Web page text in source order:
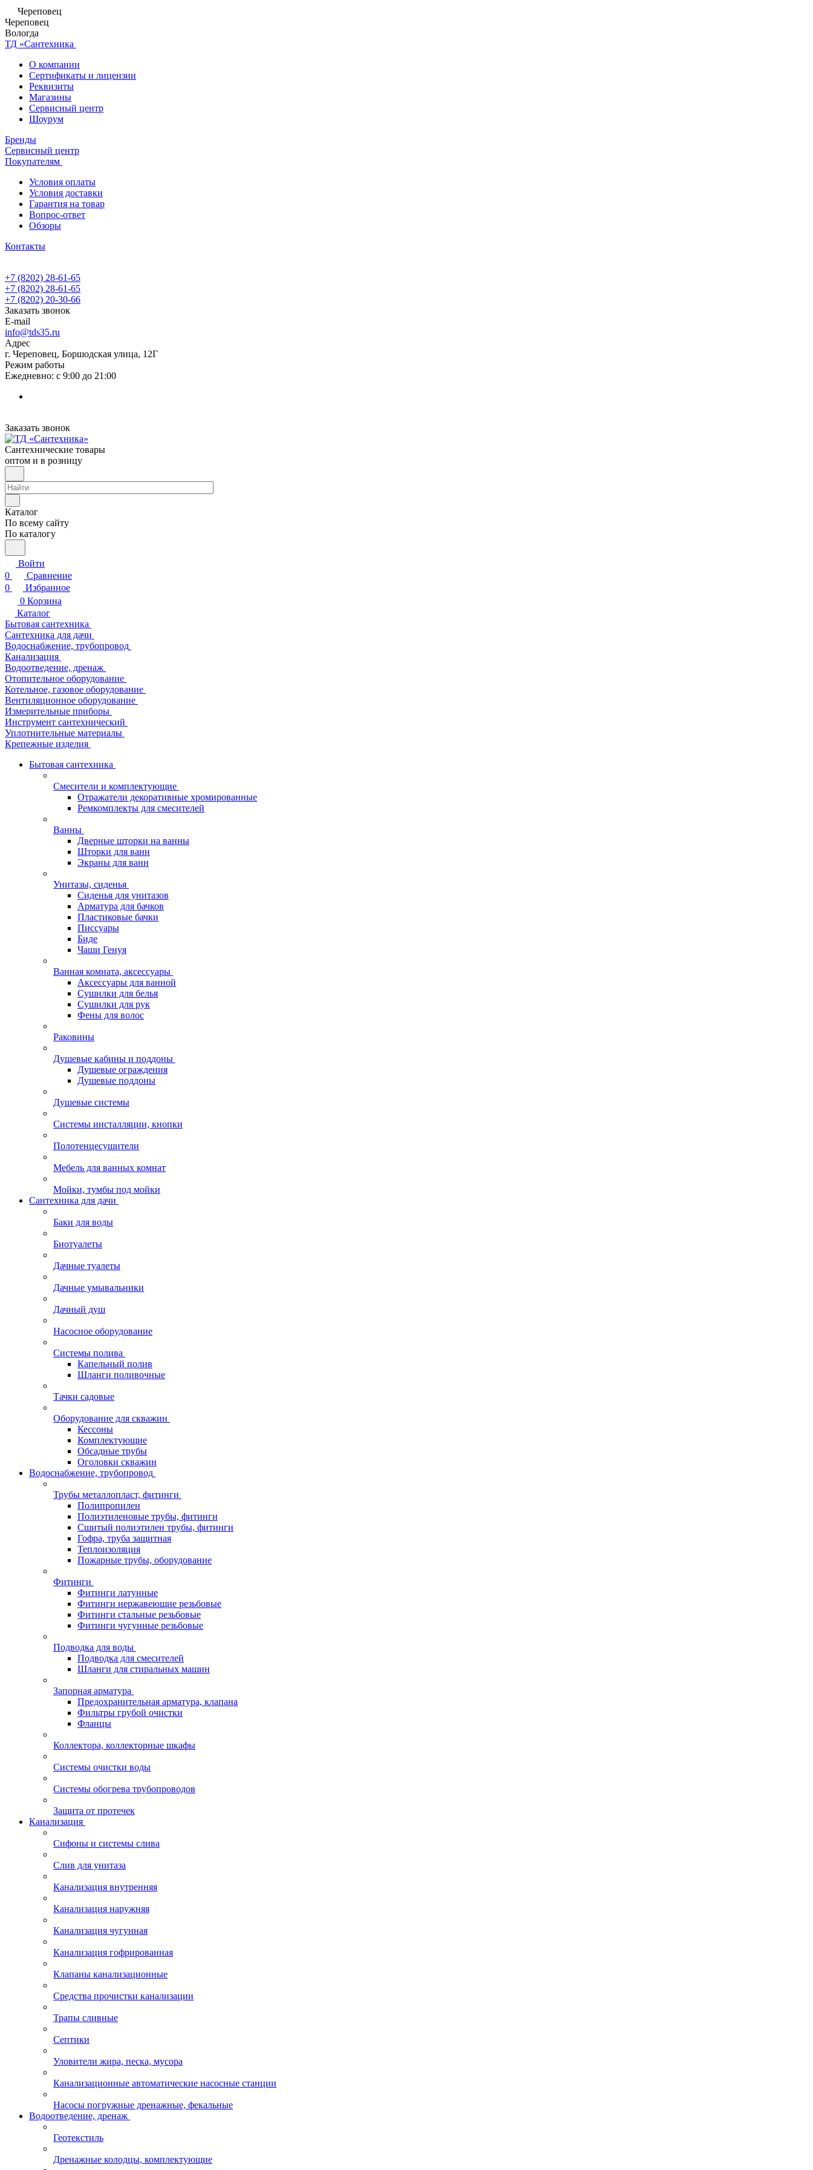
Череповец
Череповец
Вологда
ТД «Сантехника
О компании
Сертификаты и лицензии
Реквизиты
Магазины
Сервисный центр
Шоурум
Бренды
Сервисный центр
Покупателям
Условия оплаты
Условия доставки
Гарантия на товар
Вопрос-ответ
Обзоры
Контакты
+7 (8202) 28‑61-65
+7 (8202) 28‑61-65
+7 (8202) 20‑30-66
Заказать звонок
E-mail
info@tds35.ru
Адрес
г. Череповец, Боршодская улица, 12Г
Режим работы
Ежедневно: с 9:00 до 21:00
Заказать звонок
Сантехнические товары
оптом и в розницу
Каталог
По всему сайту
По каталогу
Войти
0
Сравнение
0
Избранное
0 Корзина
Каталог
Бытовая сантехника
Сантехника для дачи
Водоснабжение, трубопровод
Канализация
Водоотведение, дренаж
Отопительное оборудование
Котельное, газовое оборудование
Вентиляционное оборудование
Измерительные приборы
Инструмент сантехнический
Уплотнительные материалы
Крепежные изделия
Бытовая сантехника
Смесители и комплектующие
Отражатели декоративные хромированные
Ремкомплекты для смесителей
Ванны
Дверные шторки на ванны
Шторки для ванн
Экраны для ванн
Унитазы, сиденья
Сиденья для унитазов
Арматура для бачков
Пластиковые бачки
Писсуары
Биде
Чаши Генуя
Ванная комната, аксессуары
Аксессуары для ванной
Сушилки для белья
Сушилки для рук
Фены для волос
Раковины
Душевые кабины и поддоны
Душевые ограждения
Душевые поддоны
Душевые системы
Системы инсталляции, кнопки
Полотенцесушители
Мебель для ванных комнат
Мойки, тумбы под мойки
Сантехника для дачи
Баки для воды
Биотуалеты
Дачные туалеты
Дачные умывальники
Дачный душ
Насосное оборудование
Системы полива
Капельный полив
Шланги поливочные
Тачки садовые
Оборудование для скважин
Кессоны
Комплектующие
Обсадные трубы
Оголовки скважин
Водоснабжение, трубопровод
Трубы металлопласт, фитинги
Полипропилен
Полиэтиленовые трубы, фитинги
Сшитый полиэтилен трубы, фитинги
Гофра, труба защитная
Теплоизоляция
Пожарные трубы, оборудование
Фитинги
Фитинги латунные
Фитинги нержавеющие резьбовые
Фитинги стальные резьбовые
Фитинги чугунные резьбовые
Подводка для воды
Подводка для смесителей
Шланги для стиральных машин
Запорная арматура
Предохранительная арматура, клапана
Фильтры грубой очистки
Фланцы
Коллектора, коллекторные шкафы
Системы очистки воды
Системы обогрева трубопроводов
Защита от протечек
Канализация
Сифоны и системы слива
Слив для унитаза
Канализация внутренняя
Канализация наружняя
Канализация чугунная
Канализация гофрированная
Клапаны канализационные
Средства прочистки канализации
Трапы сливные
Септики
Уловители жира, песка, мусора
Канализационные автоматические насосные станции
Насосы погружные дренажные, фекальные
Водоотведение, дренаж
Геотекстиль
Дренажные колодцы, комплектующие